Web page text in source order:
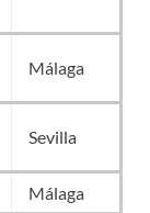
Málaga
Sevilla
Málaga